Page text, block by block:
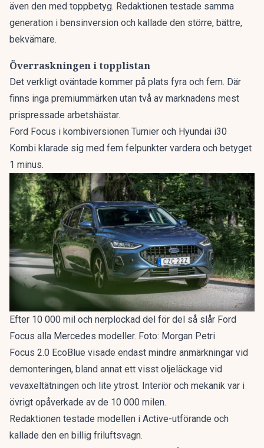
även den med toppbetyg. Redaktionen testade samma
generation i bensinversion och kallade den större, bättre,
bekvämare.
Överraskningen i topplistan
Det verkligt oväntade kommer på plats fyra och fem. Där
finns inga premiummärken utan två av marknadens mest
prispressade arbetshästar.
Ford Focus i kombiversionen Turnier och Hyundai i30
Kombi klarade sig med fem felpunkter vardera och betyget
1 minus.
Efter 10 000 mil och nerplockad del för del så slår Ford
Focus alla Mercedes modeller. Foto: Morgan Petri
Focus 2.0 EcoBlue visade endast mindre anmärkningar vid
demonteringen, bland annat ett visst oljeläckage vid
vevaxeltätningen och lite ytrost. Interiör och mekanik var i
övrigt opåverkade av de 10 000 milen.
Redaktionen testade modellen i Active-utförande och
kallade den en billig friluftsvagn.